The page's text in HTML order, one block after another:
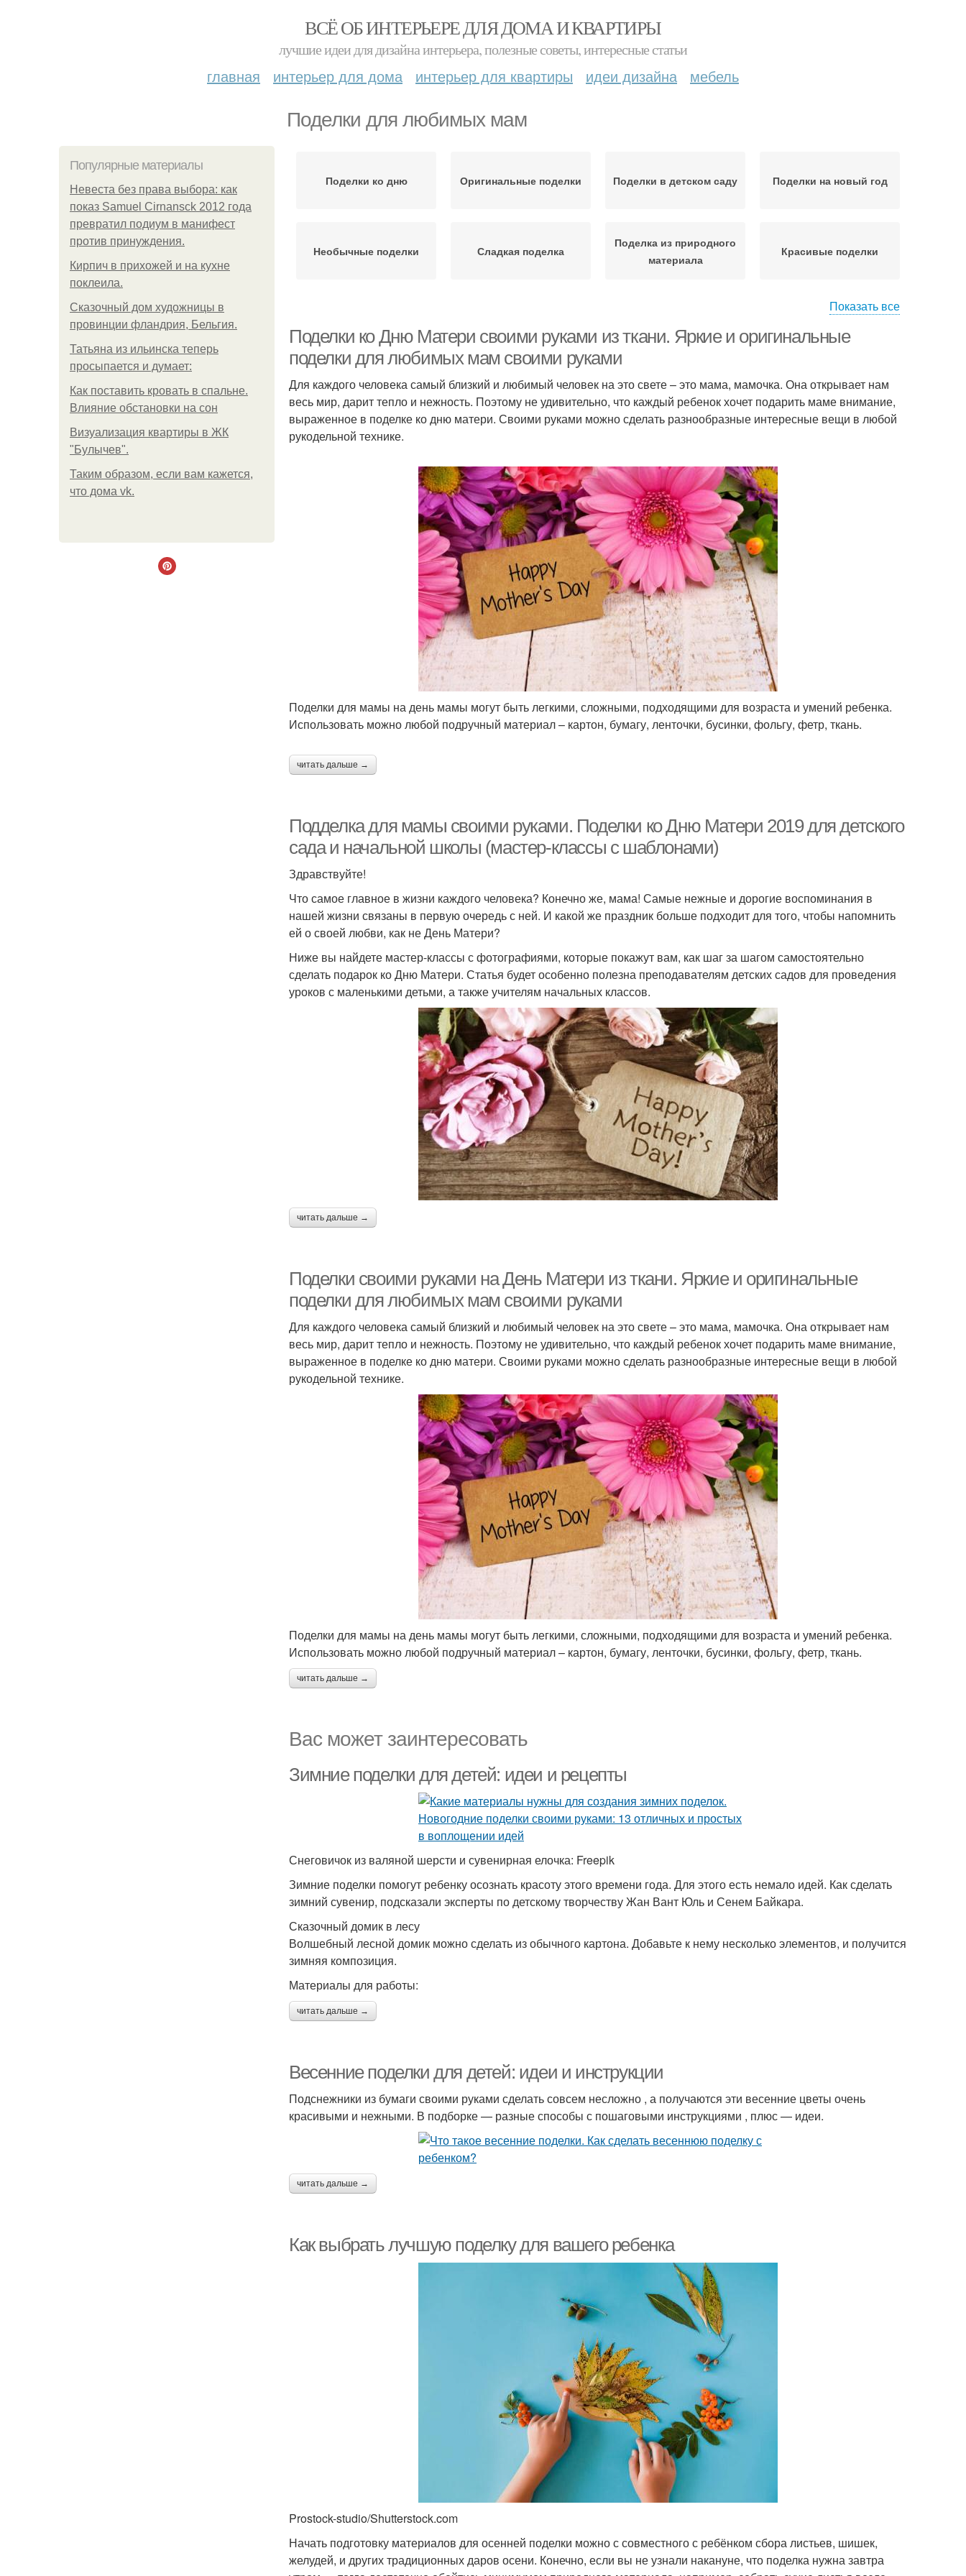
ВСЁ ОБ ИНТЕРЬЕРЕ ДЛЯ ДОМА И КВАРТИРЫ
лучшие идеи для дизайна интерьера, полезные советы, интересные статьи
главная интерьер для дома интерьер для квартиры идеи дизайна мебель
Поделки для любимых мам
Популярные материалы
Невеста без права выбора: как
показ Samuel Cirnansck 2012 года
превратил подиум в манифест
против принуждения.
Кирпич в прихожей и на кухне
поклеила.
Сказочный дом художницы в
провинции фландрия, Бельгия.
Татьяна из ильинска теперь
просыпается и думает:
Как поставить кровать в спальне.
Влияние обстановки на сон
Визуализация квартиры в ЖК
"Булычев".
Таким образом, если вам кажется,
что дома vk.
Поделки ко дню Оригинальные поделки Поделки в детском саду Поделки на новый год
Необычные поделки Сладкая поделка
Поделка из природного
материала
Красивые поделки
Поделка для мамы Поделки для мамы Поделка из бумаги Поделки из бумаги
Показать все
Поделки ко Дню Матери своими руками из ткани. Яркие и оригинальные
поделки для любимых мам своими руками
Для каждого человека самый близкий и любимый человек на это свете – это мама, мамочка. Она открывает нам
весь мир, дарит тепло и нежность. Поэтому не удивительно, что каждый ребенок хочет подарить маме внимание,
выраженное в поделке ко дню матери. Своими руками можно сделать разнообразные интересные вещи в любой
рукодельной технике.
Поделки для мамы на день мамы могут быть легкими, сложными, подходящими для возраста и умений ребенка.
Использовать можно любой подручный материал – картон, бумагу, ленточки, бусинки, фольгу, фетр, ткань.
читать дальше →
Подделка для мамы своими руками. Поделки ко Дню Матери 2019 для детского
сада и начальной школы (мастер-классы с шаблонами)
Здравствуйте!
Что самое главное в жизни каждого человека? Конечно же, мама! Самые нежные и дорогие воспоминания в
нашей жизни связаны в первую очередь с ней. И какой же праздник больше подходит для того, чтобы напомнить
ей о своей любви, как не День Матери?
Ниже вы найдете мастер-классы с фотографиями, которые покажут вам, как шаг за шагом самостоятельно
сделать подарок ко Дню Матери. Статья будет особенно полезна преподавателям детских садов для проведения
уроков с маленькими детьми, а также учителям начальных классов.
читать дальше →
Поделки своими руками на День Матери из ткани. Яркие и оригинальные
поделки для любимых мам своими руками
Для каждого человека самый близкий и любимый человек на это свете – это мама, мамочка. Она открывает нам
весь мир, дарит тепло и нежность. Поэтому не удивительно, что каждый ребенок хочет подарить маме внимание,
выраженное в поделке ко дню матери. Своими руками можно сделать разнообразные интересные вещи в любой
рукодельной технике.
Поделки для мамы на день мамы могут быть легкими, сложными, подходящими для возраста и умений ребенка.
Использовать можно любой подручный материал – картон, бумагу, ленточки, бусинки, фольгу, фетр, ткань.
читать дальше →
Вас может заинтересовать
Зимние поделки для детей: идеи и рецепты
Снеговичок из валяной шерсти и сувенирная елочка: Freepik
Зимние поделки помогут ребенку осознать красоту этого времени года. Для этого есть немало идей. Как сделать
зимний сувенир, подсказали эксперты по детскому творчеству Жан Вант Юль и Сенем Байкара.
Сказочный домик в лесу
Волшебный лесной домик можно сделать из обычного картона. Добавьте к нему несколько элементов, и получится
зимняя композиция.
Материалы для работы:
читать дальше →
Весенние поделки для детей: идеи и инструкции
Подснежники из бумаги своими руками сделать совсем несложно , а получаются эти весенние цветы очень
красивыми и нежными. В подборке — разные способы с пошаговыми инструкциями , плюс — идеи.
читать дальше →
Как выбрать лучшую поделку для вашего ребенка
Prostock-studio/Shutterstock.com
Начать подготовку материалов для осенней поделки можно с совместного с ребёнком сбора листьев, шишек,
желудей, и других традиционных даров осени. Конечно, если вы не узнали накануне, что поделка нужна завтра